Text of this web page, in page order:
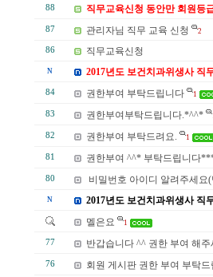
88 직무교육신청 동안만 회원등
87 관리자님 직무 교육 신청 2
86 직무교육신청
N 2017년도 보건치과위생사 직
84 권한부여 부탁드립니다 1
83 권한부여부탁드립니다.*^^*
82 권한부여 부탁드려요. 1
81 권한부여 ^^* 부탁드립니다
80 비밀번호 아이디 알려주세요
N
2017년도 보건치과위생사 직
멜은요
1
77 반갑습니다 ^^ 권한 부여 해주
76 회원 게시판 권한 부여 부탁드